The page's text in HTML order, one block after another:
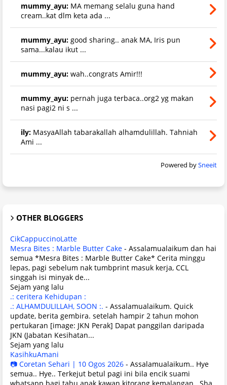
mummy_ayu: MA memang selalu guna hand
cream..kat dlm keta ada ...
mummy_ayu: good sharing.. anak MA, Iris pun
sama...kalau ikut ...
mummy_ayu: wah..congrats Amir!!!
mummy_ayu: pernah juga terbaca..org2 yg makan
nasi pagi2 ni s ...
ily: MasyaAllah tabarakallah alhamdulillah. Tahniah
Ami ...
Powered bySneeit
OTHER BLOGGERS
CikCappuccinoLatte
Mesra Bites : Marble Butter Cake - Assalamualaikum dan hai
semua *Mesra Bites : Marble Butter Cake* Cerita minggu
lepas, pagi sebelum nak tumbprint masuk kerja, CCL
singgah isi minyak de...
Sejam yang lalu
.: ceritera Kehidupan :
.: ALHAMDULILLAH, SOON :. - Assalamualaikum. Quick
update, berita gembira. setelah hampir 2 tahun mohon
pertukaran [image: JKN Perak] Dapat panggilan daripada
JKN (Jabatan Kesihatan...
Sejam yang lalu
KasihkuAmani
📷 Coretan Sehari | 10 Ogos 2026 - Assalamualaikum.. Hye
semua.. Hye.. Terkejut betul pagi ini bila encik suami